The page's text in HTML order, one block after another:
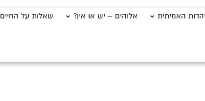
האמיתית אלוהים – יש או אין? שאלות על החיים